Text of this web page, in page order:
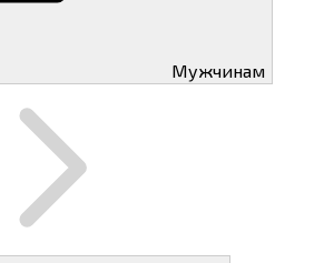
Мужчинам